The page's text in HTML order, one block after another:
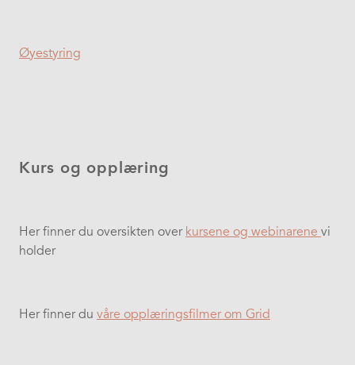
Øyestyring
Kurs og opplæring
Her finner du oversikten over kursene og webinarene vi
holder
Her finner du våre opplæringsfilmer om Grid